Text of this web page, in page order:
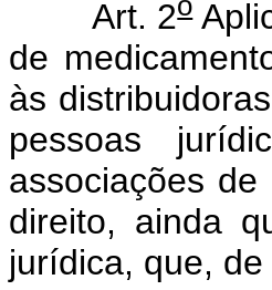
Art. 2
de
às
pessoas
associações
direito, ainda
jurídica, que,